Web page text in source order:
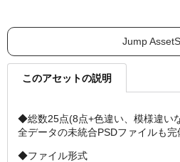
Jump
このアセットの説明
◆総数25点(8点+色違い、模様違い
全データの未統合PSDファイルも完
◆ファイル形式